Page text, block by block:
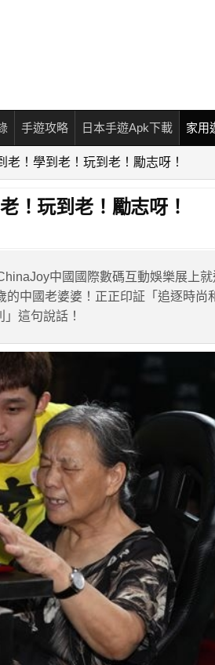
手遊攻略 日本手遊Apk下載 家用
老！學到老！玩到老！勵志呀！
！玩到老！勵志呀！
中國國際數碼互動娛樂展上就
中國老婆婆！正正印証「追逐時尚
這句說話！